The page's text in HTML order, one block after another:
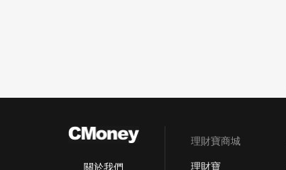
關於我們
理財寶商城
理財寶